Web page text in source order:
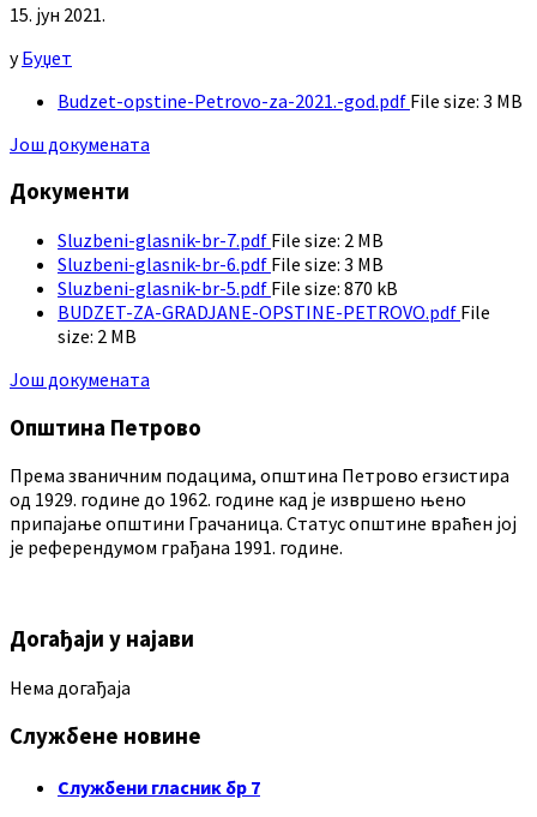
15. јун 2021.
уБуџет
Budzet-opstine-Petrovo-za-2021.-god.pdf File size: 3 MB
Још докумената
Документи
Sluzbeni-glasnik-br-7.pdf File size: 2 MB
Sluzbeni-glasnik-br-6.pdf File size: 3 MB
Sluzbeni-glasnik-br-5.pdf File size: 870 kB
BUDZET-ZA-GRADJANE-OPSTINE-PETROVO.pdf File
size: 2 MB
Још докумената
Општина Петрово
Према званичним подацима, општина Петрово егзистира
од 1929. године до 1962. године кад је извршено њено
припајање општини Грачаница. Статус општине враћен јој
је референдумом грађана 1991. године.
Догађаји у најави
Нема догађаја
Службене новине
Службени гласник бр 7